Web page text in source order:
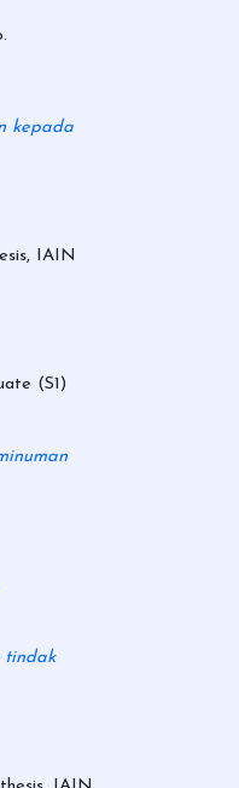
kepada
IAIN
(S1)
tindak